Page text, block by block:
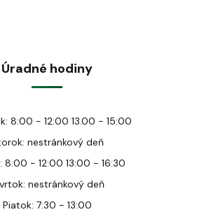
Úradné hodiny
8:00 - 12:00 13.00 - 15:00
nestránkový deň
8:00 - 12:00 13:00 - 16:30
nestránkový deň
Piatok: 7:30 - 13:00